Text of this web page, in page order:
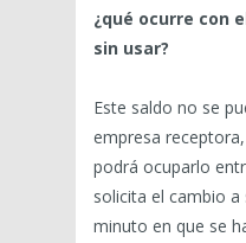
¿qué ocurre con
sin usar?
Este saldo no se
empresa
podrá ocuparlo
solicita el cambio a
minuto en que se